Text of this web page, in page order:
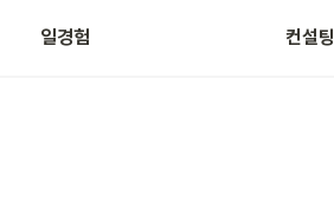
일경험 컨설팅